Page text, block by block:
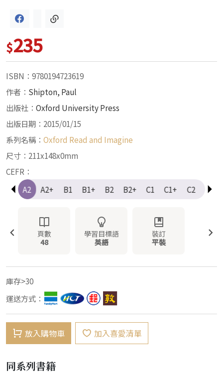
$235
ISBN：9780194723619
作者： Shipton, Paul
出版社： Oxford University Press
出版日期：2015/01/15
系列名稱： Oxford Read and Imagine
尺寸：211x148x0mm
CEFR：
A1+
A2 A2+ B1 B1+ B2 B2+ C1 C1+ C2
頁數
48
學習目標語
英語
裝訂
平裝
庫存>30
運送方式：
放入購物車 加入喜愛清單
同系列書籍